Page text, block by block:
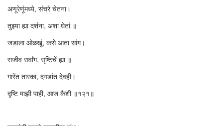
अणूरेणूंमध्ये, संचरे चेतना।
तुझ्या ह्या दर्शना, अशा घेतां ॥
जडाला ओळखूं, कसे आता सांग।
सजीव सर्वांग, सृष्टिचें ह्या ॥
गारेंत तारका, दगडांत देवही।
दृष्टि माझी पाही, आज कैशी ॥१२१॥